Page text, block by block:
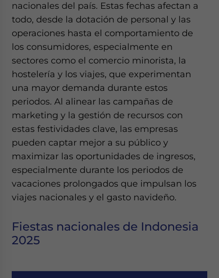
nacionales del país. Estas fechas afectan a
todo, desde la dotación de personal y las
operaciones hasta el comportamiento de
los consumidores, especialmente en
sectores como el comercio minorista, la
hostelería y los viajes, que experimentan
una mayor demanda durante estos
periodos. Al alinear las campañas de
marketing y la gestión de recursos con
estas festividades clave, las empresas
pueden captar mejor a su público y
maximizar las oportunidades de ingresos,
especialmente durante los periodos de
vacaciones prolongados que impulsan los
viajes nacionales y el gasto navideño.
Fiestas nacionales de Indonesia
2025
Yes, I have read the Privacy Policy
Statement for this
website. Please send me business news and updates
for Asia!
- case sensitive